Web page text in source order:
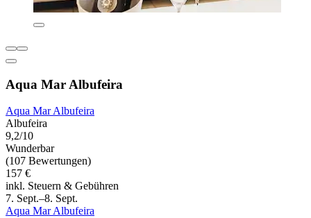
Aqua Mar Albufeira
Aqua Mar Albufeira
Albufeira
9,2/10
Wunderbar
(107 Bewertungen)
157 €
inkl. Steuern & Gebühren
7. Sept.–8. Sept.
Aqua Mar Albufeira